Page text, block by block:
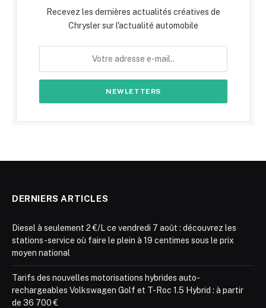
Recevez les dernières actualités créatives de
Chrysler sur l'actualité automobile
DERNIERS ARTICLES
Diesel à seulement 2 €/L ce vendredi 7 août : découvrez les
stations-service où faire le plein à 19 centimes sous le prix
moyen national
Tarifs des nouvelles motorisations hybrides auto-
rechargeables Volkswagen Golf et T-Roc 1.5 Hybrid : à partir
de 36 700 €